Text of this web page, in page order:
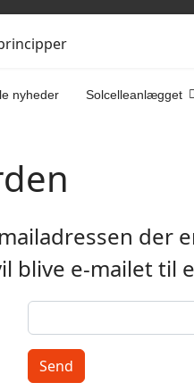
nyheder Solcelleanlægget
der
blive e-mailet til
Send